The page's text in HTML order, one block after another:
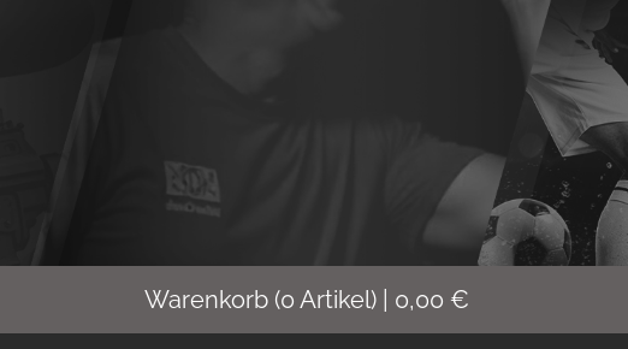
Warenkorb (0 Artikel) 0,00 €